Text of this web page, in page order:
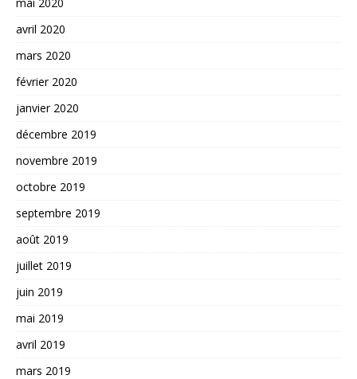
avril 2020
mars 2020
février 2020
janvier 2020
décembre 2019
novembre 2019
octobre 2019
septembre 2019
août 2019
juillet 2019
juin 2019
mai 2019
avril 2019
mars 2019